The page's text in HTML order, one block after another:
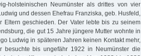
holsteinischen Neumünster als drittes von vier
und dessen Ehefrau Franziska, geb. Husfeld,
geschieden. Der Vater lebte bis zu seinem
die gut 15 Jahre jüngere Mutter wohnte in
Ludwig in späteren Jahren keinen Kontakt mehr,
besuchte bis ungefähr 1922 in Neumünster die